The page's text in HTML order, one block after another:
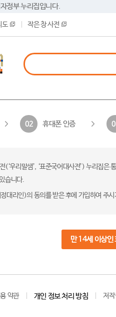
정부 누리집입니다.
도 작은 창 사전
02 휴대폰 인증
(‘우리말샘’, ‘표준국어대사전’) 누리집
습니다.
대리인)의 동의를 받은 후에 가입하여 주
만 14세 이상인
약관 개인 정보 처리 방침 저